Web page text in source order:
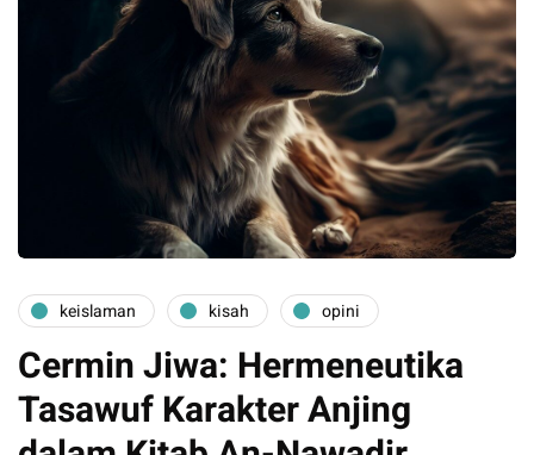
keislaman kisah opini
Cermin Jiwa: Hermeneutika
Tasawuf Karakter Anjing